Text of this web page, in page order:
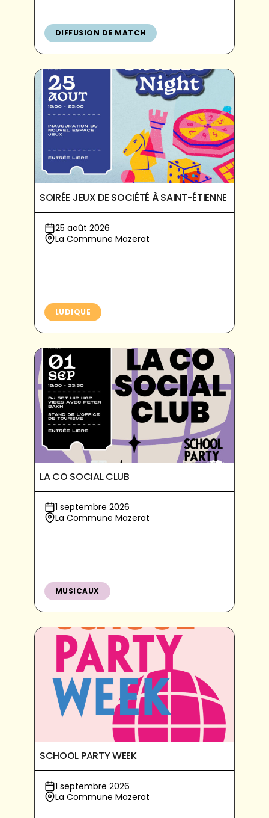
DIFFUSION DE MATCH
SOIRÉE JEUX DE SOCIÉTÉ À SAINT-ÉTIENNE
25 août 2026
La Commune Mazerat
LUDIQUE
LA CO SOCIAL CLUB
1 septembre 2026
La Commune Mazerat
MUSICAUX
SCHOOL PARTY WEEK
1 septembre 2026
La Commune Mazerat